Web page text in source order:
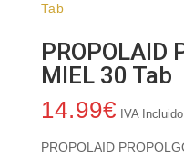
Tab
PROPOLAID
MIEL 30 Tab
14.99€ IVA Incluido
PROPOLAID